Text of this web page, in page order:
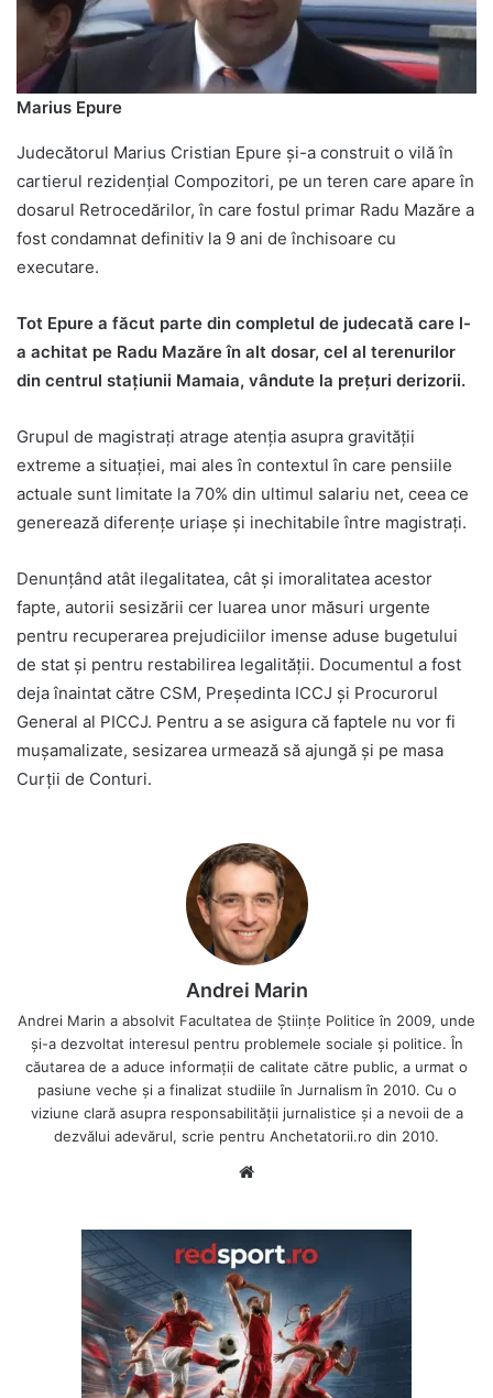
Marius Epure
Judecătorul Marius Cristian Epure și-a construit o vilă în
cartierul rezidențial Compozitori, pe un teren care apare în
dosarul Retrocedărilor, în care fostul primar Radu Mazăre a
fost condamnat definitiv la 9 ani de închisoare cu
executare.
Tot Epure a făcut parte din completul de judecată care l-
a achitat pe Radu Mazăre în alt dosar, cel al terenurilor
din centrul stațiunii Mamaia, vândute la prețuri derizorii.
Grupul de magistrați atrage atenția asupra gravității
extreme a situației, mai ales în contextul în care pensiile
actuale sunt limitate la 70% din ultimul salariu net, ceea ce
generează diferențe uriașe și inechitabile între magistrați.
Denunțând atât ilegalitatea, cât și imoralitatea acestor
fapte, autorii sesizării cer luarea unor măsuri urgente
pentru recuperarea prejudiciilor imense aduse bugetului
de stat și pentru restabilirea legalității. Documentul a fost
deja înaintat către CSM, Președinta ICCJ și Procurorul
General al PICCJ. Pentru a se asigura că faptele nu vor fi
mușamalizate, sesizarea urmează să ajungă și pe masa
Curții de Conturi.
Andrei Marin
Andrei Marin a absolvit Facultatea de Științe Politice în 2009, unde
și-a dezvoltat interesul pentru problemele sociale și politice. În
căutarea de a aduce informații de calitate către public, a urmat o
pasiune veche și a finalizat studiile în Jurnalism în 2010. Cu o
viziune clară asupra responsabilității jurnalistice și a nevoii de a
dezvălui adevărul, scrie pentru Anchetatorii.ro din 2010.